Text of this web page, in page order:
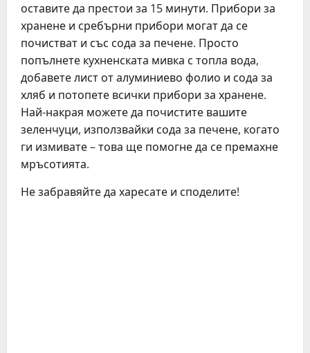
оставите да престои за 15 минути. Прибори за
хранене и сребърни прибори могат да се
почистват и със сода за печене. Просто
попълнете кухненската мивка с топла вода,
добавете лист от алуминиево фолио и сода за
хляб и потопете всички прибори за хранене.
Най-накрая можете да почистите вашите
зеленчуци, използвайки сода за печене, когато
ги измивате – това ще помогне да се премахне
мръсотията.
Не забравяйте да харесате и споделите!